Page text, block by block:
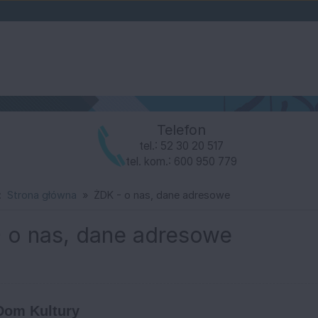
Telefon
tel.: 52 30 20 517
tel. kom.: 600 950 779
Domu Kultury
Strona główna ŻDK - o nas, dane adresowe
o nas, dane adresowe
Kultury